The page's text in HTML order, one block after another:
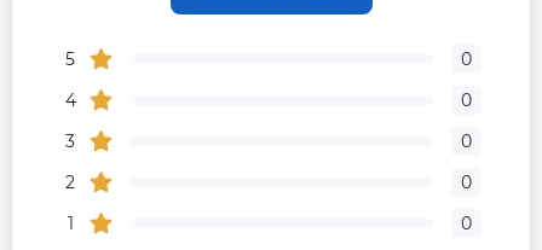
5
0
4
0
3
0
2
0
1
0